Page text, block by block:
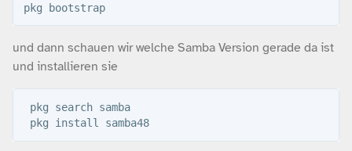
pkg bootstrap
und dann schauen wir welche Samba Version gerade da ist
und installieren sie
pkg search samba
pkg install samba48